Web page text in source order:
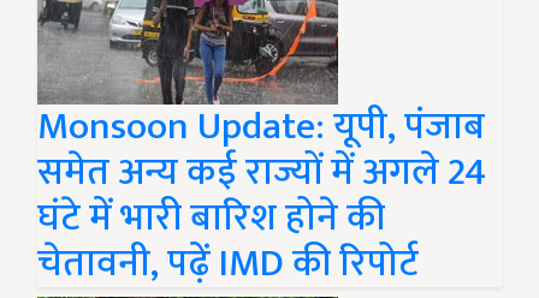
Monsoon Update: यूपी, पंजाब
समेत अन्य कई राज्यों में अगले 24
घंटे में भारी बारिश होने की
चेतावनी, पढ़ें IMD की रिपोर्ट